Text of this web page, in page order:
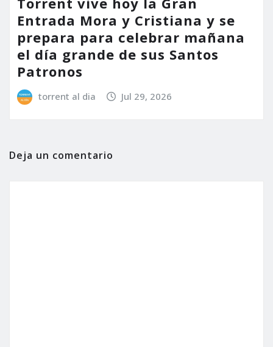
Entrada Mora y Cristiana y se
prepara para celebrar mañana
el día grande de sus Santos
Patronos
torrent al dia Jul 29, 2026
Deja un comentario